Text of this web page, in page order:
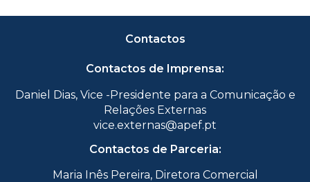
Contactos
Contactos de Imprensa:
Daniel Dias, Vice -Presidente para a Comunicação e
Relações Externas
vice.externas@apef.pt
Contactos de Parceria:
Maria Inês Pereira, Diretora Comercial